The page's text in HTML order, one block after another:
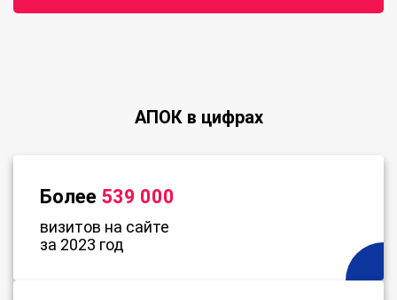
АПОК в цифрах
Более 539 000
визитов на сайте
за 2023 год